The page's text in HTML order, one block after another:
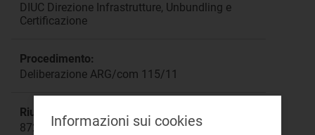
DIUC Direzione Infrastrutture, Unbundling e
Certificazione
Procedimento:
Deliberazione ARG/com 115/11
Riunione:
872bisInformazioni sui cookies